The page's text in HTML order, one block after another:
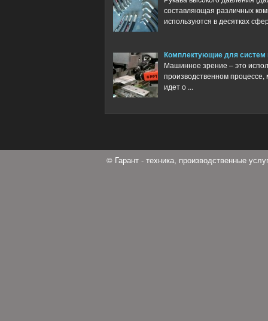
составляющая различных
используются в десятках
Комплектующие для систем
Машинное зрение – это
производственном процессе,
идет о ...
© Гарант - техника, производственные